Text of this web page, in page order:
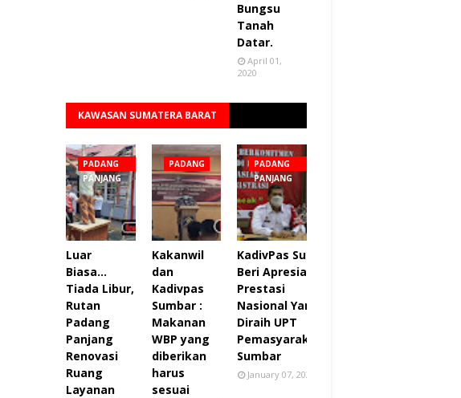
Bungsu
Tanah
Datar.
April 01,
2020
KAWASAN SUMATERA BARAT
Lihat semua
PADANG
PANJANG
Luar
Biasa...
Tiada Libur,
Rutan
Padang
Panjang
Renovasi
Ruang
Layanan
PADANG
Kakanwil
dan
Kadivpas
Sumbar :
Makanan
WBP yang
diberikan
harus
sesuai
PADANG
PANJANG
KadivPas Sumbar
Beri Apresiasi 27
Prestasi
Nasional Yang
Diraih UPT
Pemasyarakatan
Sumbar
January 07, 2022